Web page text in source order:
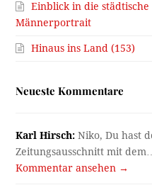
Einblick in die
Männerportrait
Hinaus ins Land (153)
Neueste Kommentare
Karl Hirsch: Niko, Du hast
Zeitungsausschnitt mit dem…
Kommentar ansehen →